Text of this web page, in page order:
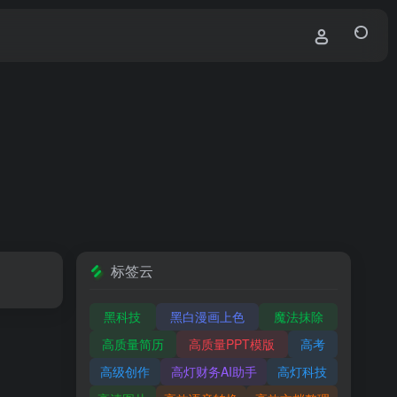
标签云
黑科技 黑白漫画上色
魔法抹除
高质量简历
高质量PPT模版
高考
高级创作
高灯财务AI助手
高灯科技